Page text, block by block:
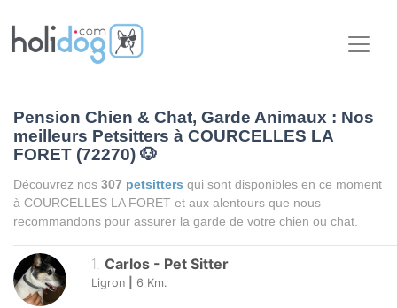
Pension Chien & Chat, Garde Animaux : Nos
meilleurs Petsitters à COURCELLES LA
FORET (72270) 🐶
Découvrez nos 307 petsitters qui sont disponibles en ce moment
à COURCELLES LA FORET et aux alentours que nous
recommandons pour assurer la garde de votre chien ou chat.
1. Carlos - Pet Sitter
Ligron 6 Km.